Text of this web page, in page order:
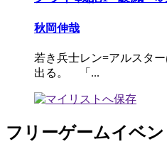
秋岡伸哉
若き兵士レン=アルスタ
出る。 「...
フリーゲームイベン